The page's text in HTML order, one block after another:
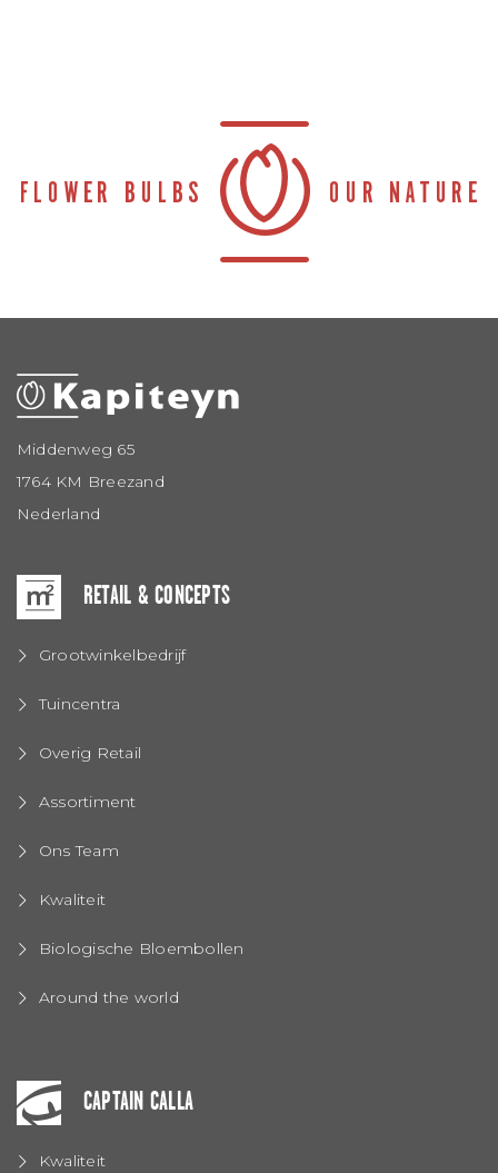
Middenweg 65
1764 KM Breezand
Nederland
RETAIL & CONCEPTS
Grootwinkelbedrijf
Tuincentra
Overig Retail
Assortiment
Ons Team
Kwaliteit
Biologische Bloembollen
Around the world
CAPTAIN CALLA
Kwaliteit